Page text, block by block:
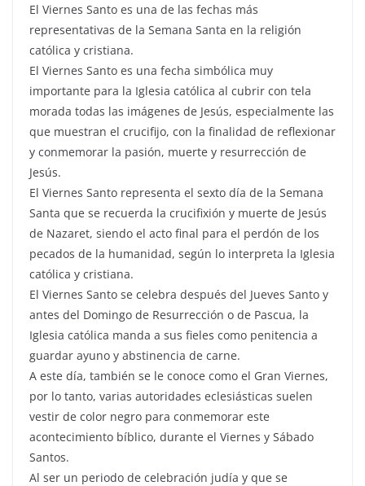
El Viernes Santo es una de las fechas más
representativas de la Semana Santa en la religión
católica y cristiana.
El Viernes Santo es una fecha simbólica muy
importante para la Iglesia católica al cubrir con tela
morada todas las imágenes de Jesús, especialmente las
que muestran el crucifijo, con la finalidad de reflexionar
y conmemorar la pasión, muerte y resurrección de
Jesús.
El Viernes Santo representa el sexto día de la Semana
Santa que se recuerda la crucifixión y muerte de Jesús
de Nazaret, siendo el acto final para el perdón de los
pecados de la humanidad, según lo interpreta la Iglesia
católica y cristiana.
El Viernes Santo se celebra después del Jueves Santo y
antes del Domingo de Resurrección o de Pascua, la
Iglesia católica manda a sus fieles como penitencia a
guardar ayuno y abstinencia de carne.
A este día, también se le conoce como el Gran Viernes,
por lo tanto, varias autoridades eclesiásticas suelen
vestir de color negro para conmemorar este
acontecimiento bíblico, durante el Viernes y Sábado
Santos.
Al ser un periodo de celebración judía y que se